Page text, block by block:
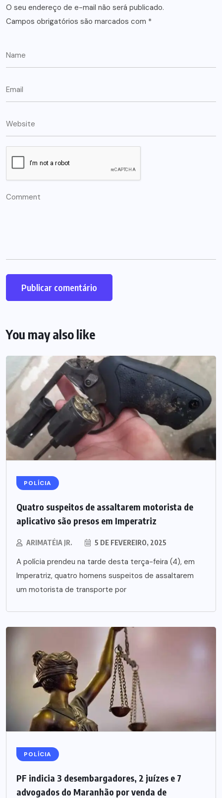
O seu endereço de e-mail não será publicado.
Campos obrigatórios são marcados com *
You may also like
POLÍCIA
Quatro suspeitos de assaltarem motorista de
aplicativo são presos em Imperatriz
ARIMATÉIA JR. 5 DE FEVEREIRO, 2025
A polícia prendeu na tarde desta terça-feira (4), em
Imperatriz, quatro homens suspeitos de assaltarem
um motorista de transporte por
POLÍCIA
PF indicia 3 desembargadores, 2 juízes e 7
advogados do Maranhão por venda de